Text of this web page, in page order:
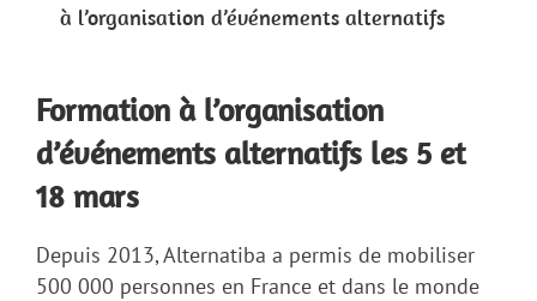
à l’organisation d’événements alternatifs
Formation à l’organisation
d’événements alternatifs les 5 et
18 mars
Depuis 2013, Alternatiba a permis de mobiliser
500 000 personnes en France et dans le monde